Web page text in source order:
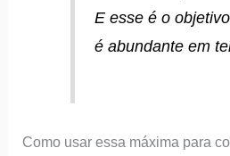
E esse é o
é abundante em
Como usar essa máxima para